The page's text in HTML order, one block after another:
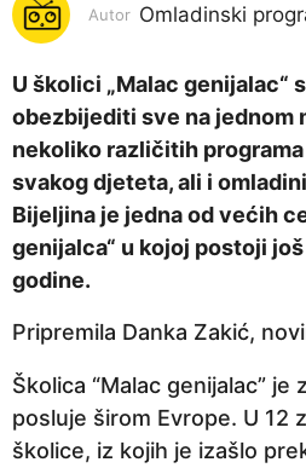
d
n
a
p
r
i
j
e
g
o
i
Autor Omladinski
U školici „Malac genijalac“
obezbijediti sve na jednom
nekoliko različitih
svakog djeteta, ali i
Bijeljina je jedna od većih
genijalca“ u kojoj postoji još
godine.
Pripremila Danka Zakić,
Školica “Malac genijalac”
posluje širom Evrope. U 12
školice, iz kojih je izašlo